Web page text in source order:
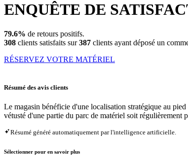
ENQUÊTE DE
79.6% de retours positifs.
308 clients satisfaits sur387 clients ayant déposé un
RÉSERVEZ VOTRE MATÉRIEL
Résumé des avis clients
Le magasin bénéficie d'une localisation stratégique au
vétusté d'une partie du parc de matériel soit régulièrement
Résumé généré automatiquement par l'intelligence artificielle.
Sélectionner pour en savoir plus